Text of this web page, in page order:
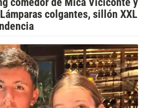
colgantes, sillón XXL